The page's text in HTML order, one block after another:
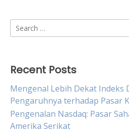
Search
for:
Recent Posts
Mengenal Lebih Dekat Indeks
Pengaruhnya terhadap Pasar
Pengenalan Nasdaq: Pasar
Amerika Serikat